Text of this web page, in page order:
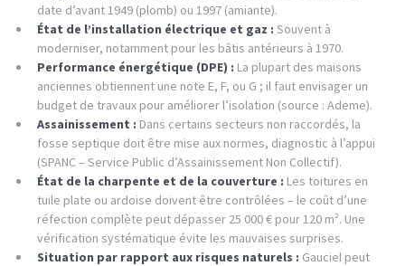
date d’avant 1949 (plomb) ou 1997 (amiante).
État de l’installation électrique et gaz : Souvent à
moderniser, notamment pour les bâtis antérieurs à 1970.
Performance énergétique (DPE) : La plupart des maisons
anciennes obtiennent une note E, F, ou G ; il faut envisager un
budget de travaux pour améliorer l’isolation (source : Ademe).
Assainissement : Dans certains secteurs non raccordés, la
fosse septique doit être mise aux normes, diagnostic à l’appui
(SPANC – Service Public d’Assainissement Non Collectif).
État de la charpente et de la couverture : Les toitures en
tuile plate ou ardoise doivent être contrôlées – le coût d’une
réfection complète peut dépasser 25 000 € pour 120 m². Une
vérification systématique évite les mauvaises surprises.
Situation par rapport aux risques naturels : Gauciel peut